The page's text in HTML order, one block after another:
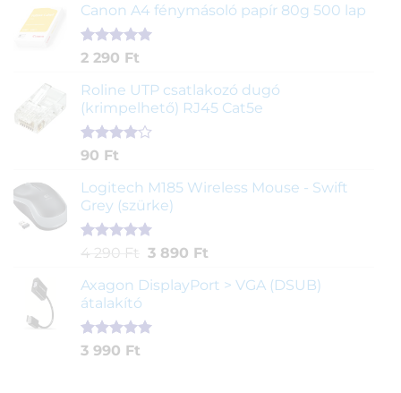
ből,
értékelés
alapján
Canon A4 fénymásoló papír 80g 500 lap
Értékelés
ből,
2
értékelés
alapján
2 290 Ft
Roline UTP csatlakozó dugó
(krimpelhető) RJ45 Cat5e
Értékelés
5-ből,
2
értékelés
alapján
90 Ft
Logitech M185 Wireless Mouse - Swift
Grey (szürke)
Értékelés
ből,
1
értékelés
alapján
4 290 Ft Original
was:
290 Ft.
3 890 FtCurrent
is:
Axagon DisplayPort > VGA (DSUB)
átalakító
Értékelés
1
3 990 Ft